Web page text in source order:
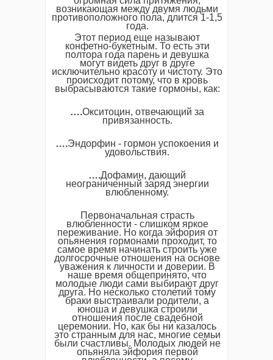
возникающая между двумя людьми
противоположного пола, длится 1-1,5
года.
Этот период еще называют
конфетно-букетным. То есть эти
полтора года парень и девушка
могут видеть друг в друге
исключительно красоту и чистоту. Это
происходит потому, что в кровь
выбрасываются такие гормоны, как:
….Окситоцин, отвечающий за
привязанность.
….Эндорфин - гормон успокоения и
удовольствия.
….Дофамин, дающий
неограниченный заряд энергии
влюбленному.
Первоначальная страсть
влюбленности - слишком яркое
переживание. Но когда эйфория от
опьянения гормонами проходит, то
самое время начинать строить уже
долгосрочные отношения на основе
уважения к личности и доверии. В
наше время общепринято, что
молодые люди сами выбирают друг
друга. Но несколько столетий тому
браки выстраивали родители, а
юноша и девушка строили
отношения после свадебной
церемонии. Но, как бы ни казалось
это странным для нас, многие семьи
были счастливы. Молодых людей не
опьяняла эйфория первой